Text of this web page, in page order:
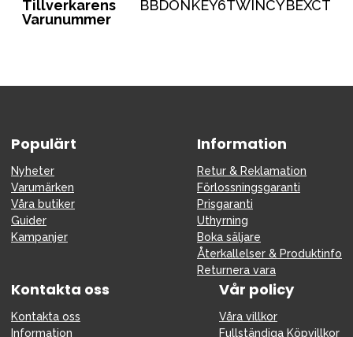
Tillverkarens
Varunummer
BBDONKEY6TWINCYBEXCT
Populärt
Nyheter
Varumärken
Våra butiker
Guider
Kampanjer
Information
Retur & Reklamation
Förlossningsgaranti
Prisgaranti
Uthyrning
Boka säljare
Återkallelser & Produktinfo
Returnera vara
Kontakta oss
Kontakta oss
Information
Vår policy
Våra villkor
Fullständiga Köpvillkor